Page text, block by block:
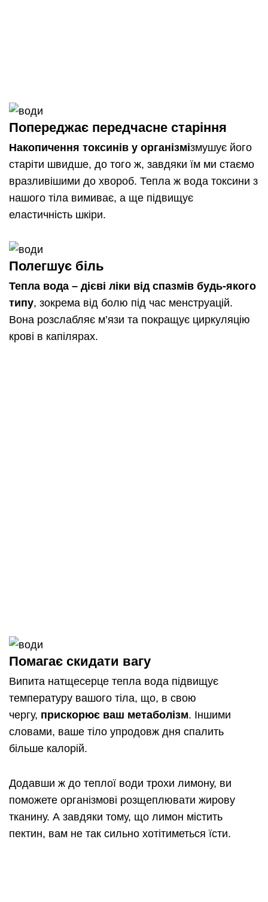
Попереджає передчасне старіння
Накопичення токсинів у організмізмушує його
старіти швидше, до того ж, завдяки їм ми стаємо
вразливішими до хвороб. Тепла ж вода токсини з
нашого тіла вимиває, а ще підвищує
еластичність шкіри.
Полегшує біль
Тепла вода – дієві ліки від спазмів будь-якого
типу, зокрема від болю під час менструацій.
Вона розслабляє м’язи та покращує циркуляцію
крові в капілярах.
Помагає скидати вагу
Випита натщесерце тепла вода підвищує
температуру вашого тіла, що, в свою
чергу, прискорює ваш метаболізм. Іншими
словами, ваше тіло упродовж дня спалить
більше калорій.
Додавши ж до теплої води трохи лимону, ви
поможете організмові розщеплювати жирову
тканину. А завдяки тому, що лимон містить
пектин, вам не так сильно хотітиметься їсти.